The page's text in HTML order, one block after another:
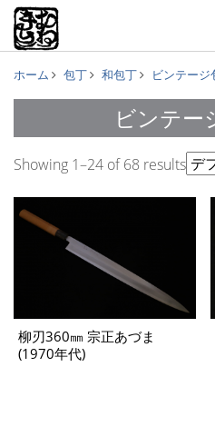
ホーム 包丁 和包丁 ビンテージ
ビンテー
Showing 1–24 of 68 results
柳刃360㎜ 宗正あづま
(1970年代)